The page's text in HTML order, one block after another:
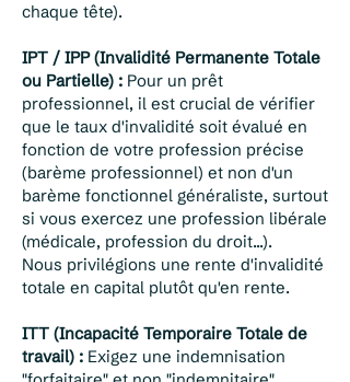
chaque tête).
IPT / IPP (Invalidité Permanente Totale
ou Partielle) : Pour un prêt
professionnel, il est crucial de vérifier
que le taux d'invalidité soit évalué en
fonction de votre profession précise
(barème professionnel) et non d'un
barème fonctionnel généraliste, surtout
si vous exercez une profession libérale
(médicale, profession du droit...).
Nous privilégions une rente d'invalidité
totale en capital plutôt qu'en rente.
ITT (Incapacité Temporaire Totale de
travail) : Exigez une indemnisation